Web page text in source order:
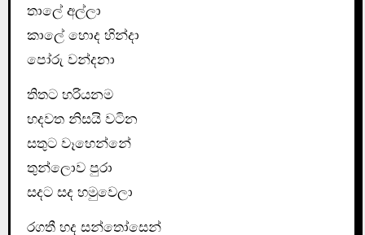
තාලේ අල්ලා
කාලේ හොද හින්දා
පෝරු වන්දනා
තිතට හරියනම
හදවත නිසයි වටින
සතුට වෑහෙන්නේ
තුන්ලොව පුරා
සදට සද හමුවෙලා
රගතී හද සන්තෝසෙන්